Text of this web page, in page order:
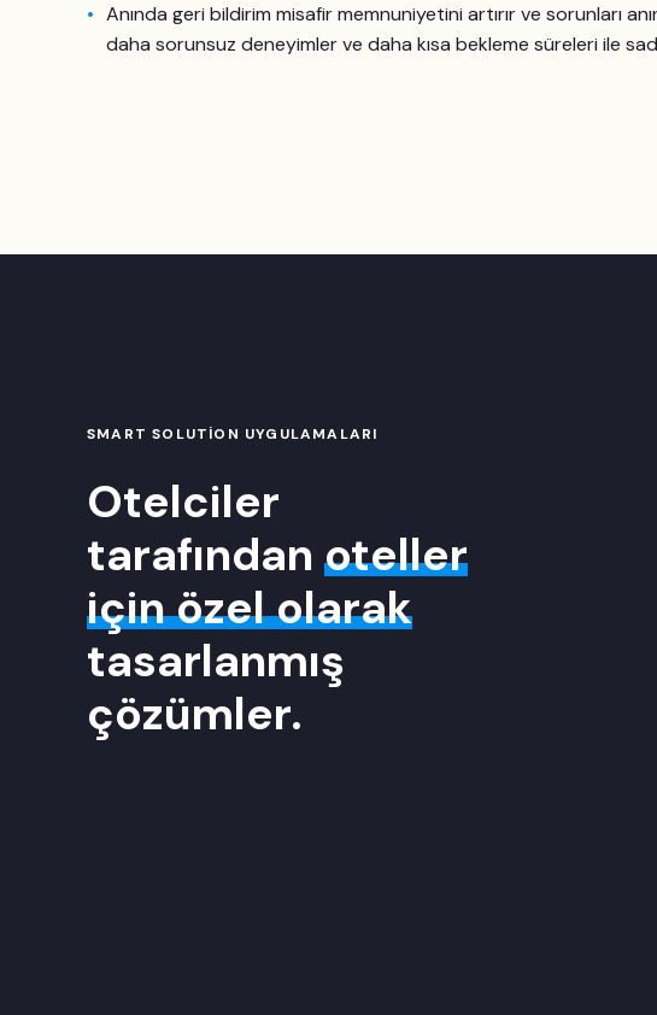
Anında geri bildirim misafir memnuniyetini artırır ve sorunları
daha sorunsuz deneyimler ve daha kısa bekleme süreleri ile
SMART SOLUTION UYGULAMALARI
Otelciler
tarafından oteller
için özel olarak
tasarlanmış
çözümler.